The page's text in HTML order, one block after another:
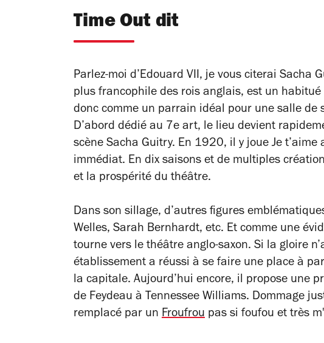
Time Out dit
Parlez-moi d’Edouard VII, je vous citerai Sacha
plus francophile des rois anglais, est un
donc comme un parrain idéal pour une salle
D’abord dédié au 7e art, le lieu devient
scène Sacha Guitry. En 1920, il y joue Je t’aime
immédiat. En dix saisons et de multiples
et la prospérité du théâtre.
Dans son sillage, d’autres figures
Welles, Sarah Bernhardt, etc. Et comme une
tourne vers le théâtre anglo-saxon. Si la gloire
établissement a réussi à se faire une place à
la capitale. Aujourd’hui encore, il propose une
de Feydeau à Tennessee Williams. Dommage
remplacé par un Froufrou pas si foufou et très